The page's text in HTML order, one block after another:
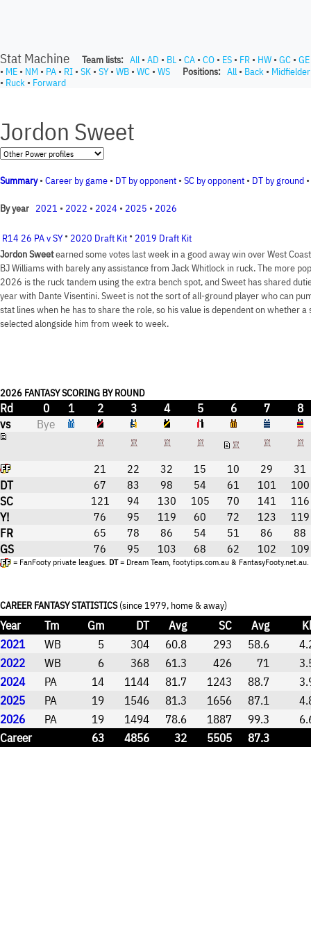
Stat Machine Team lists: All • AD • BL • CA • CO • ES • FR • HW • GC • GE
• ME • NM • PA • RI • SK • SY• WB • WC • WS Positions: All • Back • Midfielder
• Ruck • Forward